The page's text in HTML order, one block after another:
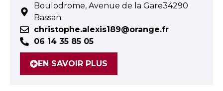
Boulodrome, Avenue de la Gare34290
Bassan
christophe.alexis189@orange.fr
06 14 35 85 05
EN SAVOIR PLUS